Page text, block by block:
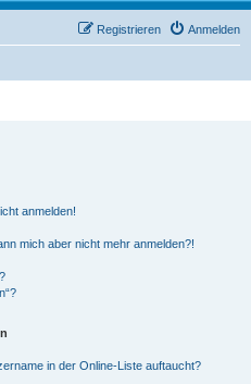
Anmelden
Registrieren
anmelden!
mich aber nicht mehr anmelden?!
in der Online-Liste auftaucht?